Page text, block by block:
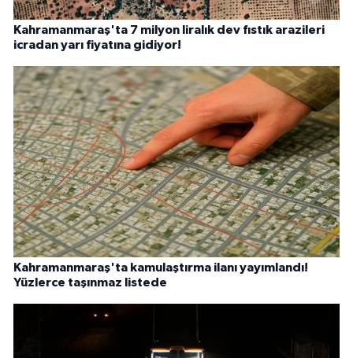
Kahramanmaraş'ta 7 milyon liralık dev fıstık arazileri
icradan yarı fiyatına gidiyor!
Kahramanmaraş'ta kamulaştırma ilanı yayımlandı!
Yüzlerce taşınmaz listede